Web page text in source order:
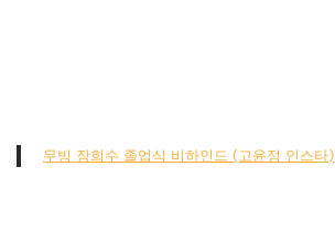
무빙 장희수 졸업식 비하인드 (고윤정 인스타)